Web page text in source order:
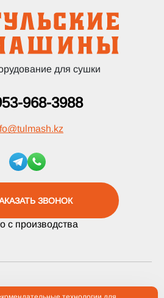
для сушки
968-3988
@tulmash.kz
ЗВОНОК
с производства